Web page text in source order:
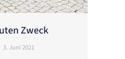
Zweck
3. Juni 2021